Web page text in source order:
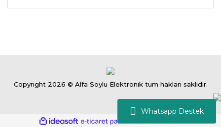
Whatsapp Destek
Copyright 2026 © Alfa Soylu Elektronik tüm hakları saklıdır.
ideasoft